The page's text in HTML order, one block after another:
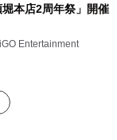
堀本店2周年祭」開催
Entertainment